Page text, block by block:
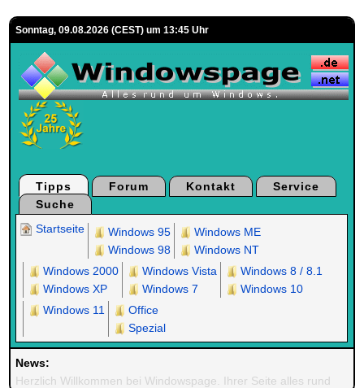
Sonntag, 09.08.2026 (CEST) um 13:45 Uhr
Tipps Forum Kontakt
Service
Suche
Startseite
Windows 95
Windows 98
Windows ME
Windows NT
Windows 2000
Windows XP
Windows Vista
Windows 7
Windows 8 / 8.1
Windows 10
Windows 11
Office
Spezial
News:
Herzlich Willkommen bei Windowspage. Ihrer Seite alles rund um